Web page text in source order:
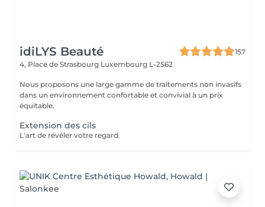
idiLYS Beauté
157
4, Place de Strasbourg Luxembourg L-2562
Nous proposons une large gamme de traitements non invasifs
dans un environnement confortable et convivial à un prix
équitable.
Extension des cils
L'art de révéler votre regard.